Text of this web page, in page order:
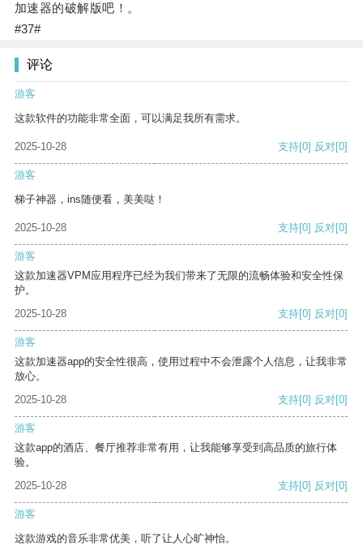
加速器的破解版吧！。
#37#
评论
游客
这款软件的功能非常全面，可以满足我所有需求。
2025-10-28 支持[0] 反对[0]
游客
梯子神器，ins随便看，美美哒！
2025-10-28 支持[0] 反对[0]
游客
这款加速器VPM应用程序已经为我们带来了无限的流畅体验和安全性保
护。
2025-10-28
支持[0] 反对[0]
游客
这款加速器app的安全性很高，使用过程中不会泄露个人信息，让我非常
放心。
2025-10-28
支持[0] 反对[0]
游客
这款app的酒店、餐厅推荐非常有用，让我能够享受到高品质的旅行体
验。
2025-10-28
支持[0] 反对[0]
游客
这款游戏的音乐非常优美，听了让人心旷神怡。